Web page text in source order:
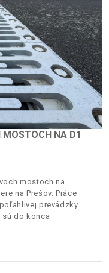
NA D1
mostoch na
na Prešov. Práce
prevádzky
do konca